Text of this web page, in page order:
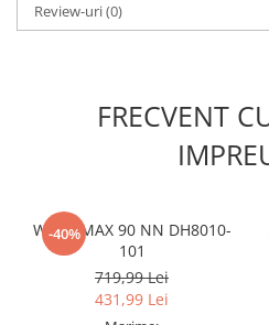
Review-uri(0)
FRECVENT
-40%
W AIR MAX 90 NN DH8010-
101
719,99 Lei
431,99 Lei